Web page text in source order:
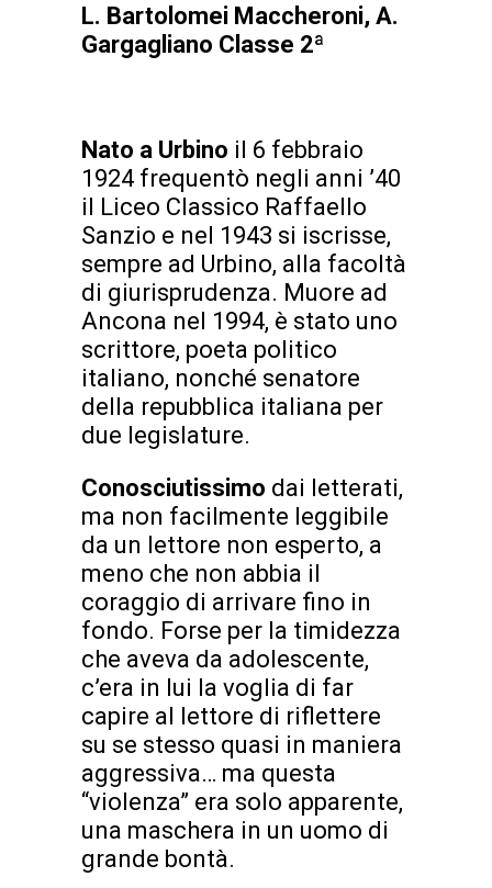
L. Bartolomei Maccheroni, A.
Gargagliano Classe 2ª
Nato a Urbino il 6 febbraio
1924 frequentò negli anni ’40
il Liceo Classico Raffaello
Sanzio e nel 1943 si iscrisse,
sempre ad Urbino, alla facoltà
di giurisprudenza. Muore ad
Ancona nel 1994, è stato uno
scrittore, poeta politico
italiano, nonché senatore
della repubblica italiana per
due legislature.
Conosciutissimo dai letterati,
ma non facilmente leggibile
da un lettore non esperto, a
meno che non abbia il
coraggio di arrivare fino in
fondo. Forse per la timidezza
che aveva da adolescente,
c’era in lui la voglia di far
capire al lettore di riflettere
su se stesso quasi in maniera
aggressiva… ma questa
“violenza” era solo apparente,
una maschera in un uomo di
grande bontà.